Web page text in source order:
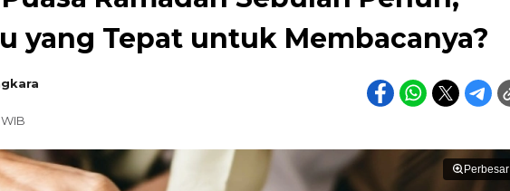
yang Tepat untuk Membacanya?
Perbesar